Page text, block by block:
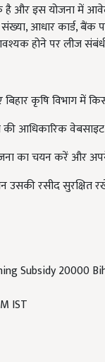
और इस योजना में
आधार कार्ड, बैंक
होने पर लीज
कृषि विभाग में
की आधिकारिक
का चयन करें और
रसीद सुरक्षित
Subsidy 20000
IST